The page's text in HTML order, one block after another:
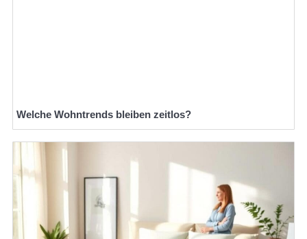
Welche Wohntrends bleiben zeitlos?